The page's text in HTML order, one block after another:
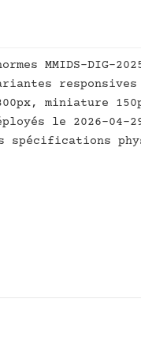
MMIDS-DIG-
miniature
le 2026-04-
spécifications